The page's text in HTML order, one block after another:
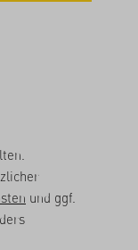
und ggf.